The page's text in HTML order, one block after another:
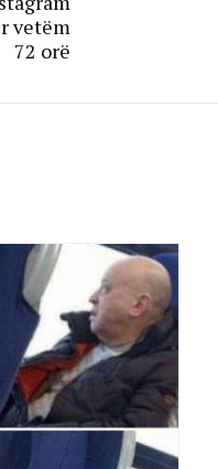
vetëm
72 orë